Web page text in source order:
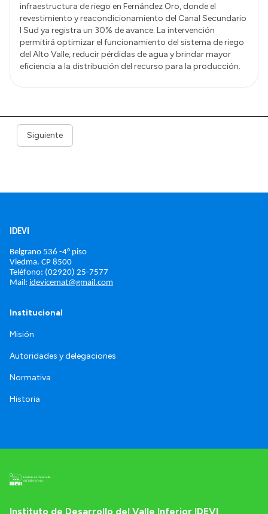
infraestructura de riego en Fernández Oro, donde el
revestimiento y reacondicionamiento del Canal Secundario
I Sud ya registra un 30% de avance. La intervención
permitirá optimizar el funcionamiento del sistema de riego
del Alto Valle, reducir pérdidas de agua y brindar mayor
eficiencia a la distribución del recurso para la producción.
Siguiente
IDEVI
Belgrano 536 -4° piso
Viedma. CP 8500
Teléfono: (02920) 25-7577
Mail: idevicemat@gmail.com
Institucional
Misión
Autoridades y delegaciones
Normativa
Historia
Instituto de Desarrollo del Valle Inferior IDEVI